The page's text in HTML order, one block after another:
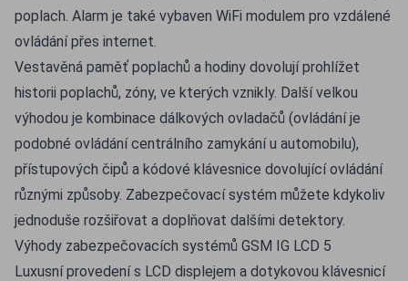
poplach. Alarm je také vybaven WiFi modulem pro vzdálené
ovládání přes internet.
Vestavěná paměť poplachů a hodiny dovolují prohlížet
historii poplachů, zóny, ve kterých vznikly. Další velkou
výhodou je kombinace dálkových ovladačů (ovládání je
podobné ovládání centrálního zamykání u automobilu),
přístupových čipů a kódové klávesnice dovolující ovládání
různými způsoby. Zabezpečovací systém můžete kdykoliv
jednoduše rozšiřovat a doplňovat dalšími detektory.
Výhody zabezpečovacích systémů GSM IG LCD 5
Luxusní provedení s LCD displejem a dotykovou klávesnicí